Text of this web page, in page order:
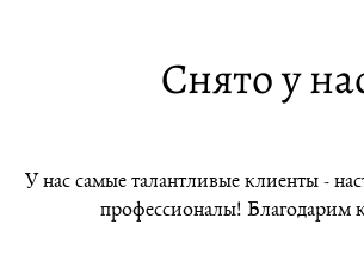
Снято у
У нас самые талантливые клиенты -
профессионалы! Благодарим